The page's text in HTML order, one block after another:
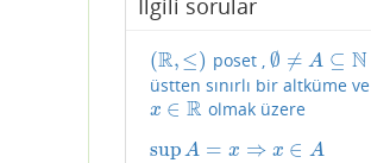
İlgili sorular
(R,≤)
(R,≤) poset , ∅ ≠ A ⊆ N
∅ ≠A ⊆N
üstten sınırlı bir altküme ve
x ∈ R
x∈R olmak üzere
sup A = x ⇒ x ∈ A
supA =x ⇒x∈A